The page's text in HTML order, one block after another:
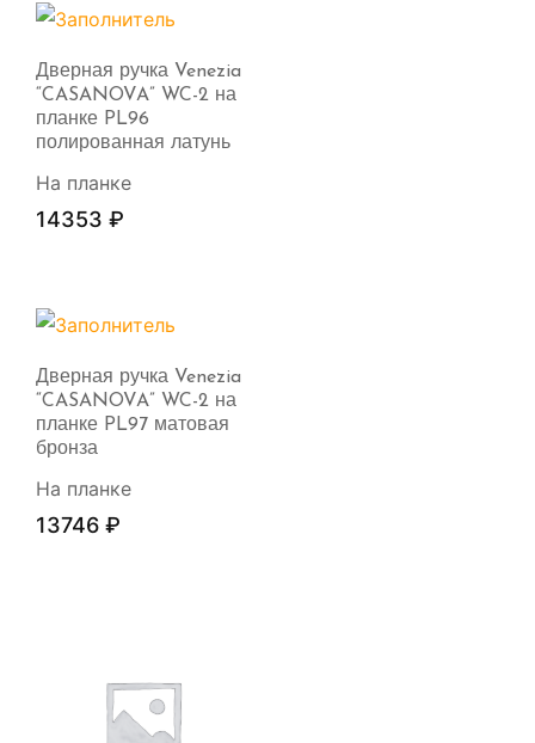
Дверная ручка Venezia
“CASANOVA” WC-2 на
планке PL96
полированная латунь
На планке
14353 ₽
Дверная ручка Venezia
“CASANOVA” WC-2 на
планке PL97 матовая
бронза
На планке
13746 ₽